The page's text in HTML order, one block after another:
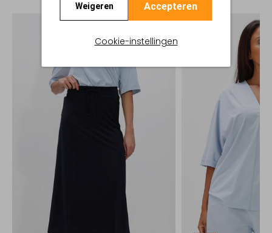
Weigeren Accepteren
Cookie-instellingen